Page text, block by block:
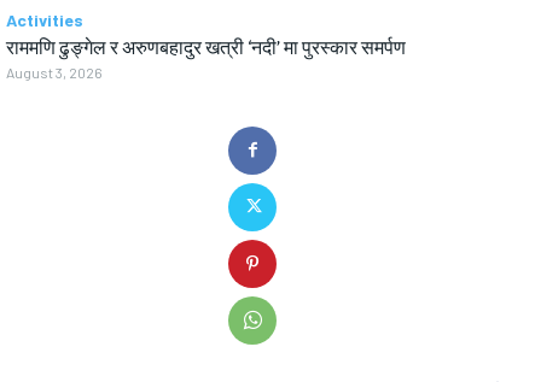
Activities
राममणि ढुङ्गेल र अरुणबहादुर खत्री ‘नदी’ मा पुरस्कार समर्पण
August 3, 2026